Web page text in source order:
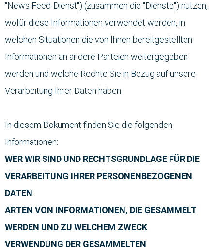
"News Feed-Dienst") (zusammen die "Dienste") nutzen,
wofür diese Informationen verwendet werden, in
welchen Situationen die von Ihnen bereitgestellten
Informationen an andere Parteien weitergegeben
werden und welche Rechte Sie in Bezug auf unsere
Verarbeitung Ihrer Daten haben.
In diesem Dokument finden Sie die folgenden
Informationen:
WER WIR SIND UND RECHTSGRUNDLAGE FÜR DIE
VERARBEITUNG IHRER PERSONENBEZOGENEN
DATEN
ARTEN VON INFORMATIONEN, DIE GESAMMELT
WERDEN UND ZU WELCHEM ZWECK
VERWENDUNG DER GESAMMELTEN